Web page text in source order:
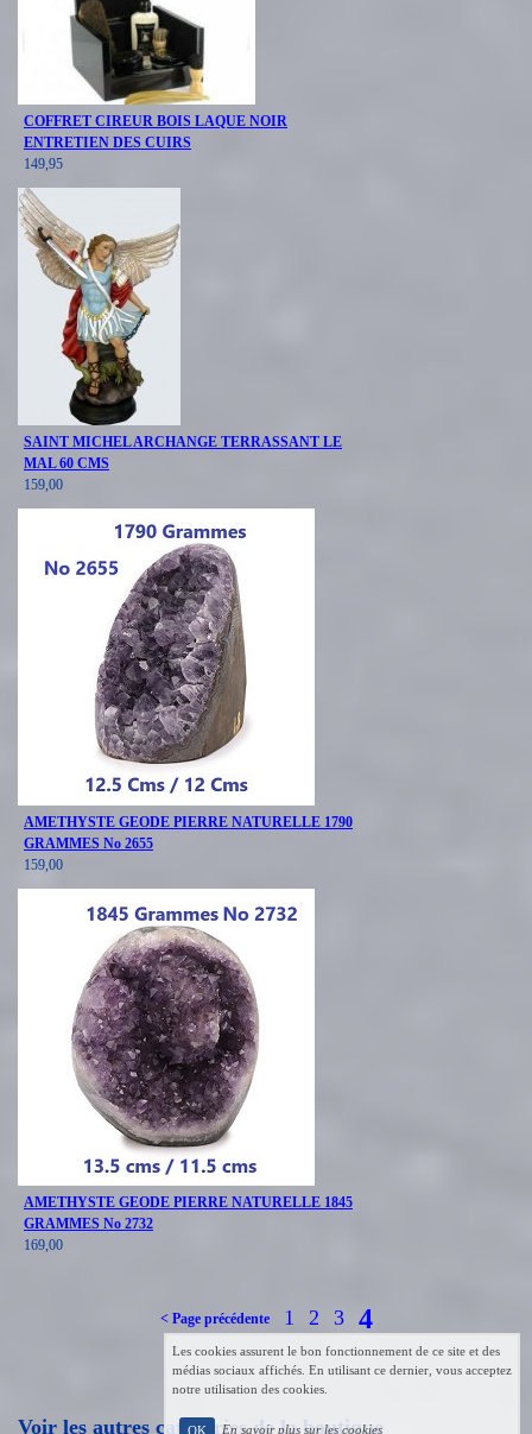
COFFRET CIREUR BOIS LAQUE NOIR
ENTRETIEN DES CUIRS
149,95
SAINT MICHEL ARCHANGE TERRASSANT LE
MAL 60 CMS
159,00
AMETHYSTE GEODE PIERRE NATURELLE 1790
GRAMMES No 2655
159,00
AMETHYSTE GEODE PIERRE NATURELLE 1845
GRAMMES No 2732
169,00
< Page précédente 1 2 3 4
Voir les autres catégories de la boutique
Les cookies assurent le bon fonctionnement de ce site et des
médias sociaux affichés. En utilisant ce dernier, vous acceptez
notre utilisation des cookies.
OK En savoir plus sur les cookies